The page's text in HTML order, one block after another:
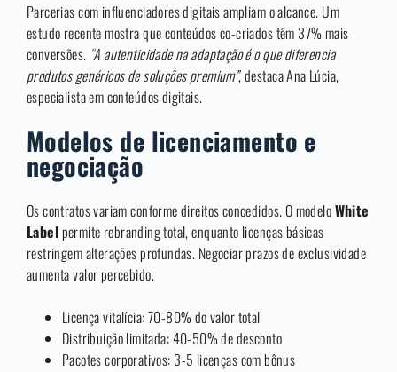
Parcerias com influenciadores digitais ampliam o alcance. Um
estudo recente mostra que conteúdos co-criados têm 37% mais
conversões. “A autenticidade na adaptação é o que diferencia
produtos genéricos de soluções premium”, destaca Ana Lúcia,
especialista em conteúdos digitais.
Modelos de licenciamento e
negociação
Os contratos variam conforme direitos concedidos. O modeloWhite
Labelpermite rebranding total, enquanto licenças básicas
restringem alterações profundas. Negociar prazos de exclusividade
aumenta valor percebido.
Licença vitalícia: 70-80% do valor total
Distribuição limitada: 40-50% de desconto
Pacotes corporativos: 3-5 licenças com bônus